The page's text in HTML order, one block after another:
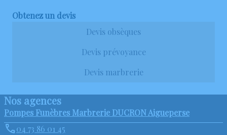
Obtenez un devis
Devis obsèques
Devis prévoyance
Devis marbrerie
Nos agences
Pompes Funèbres Marbrerie DUCRON Aigueperse
04 73 86 01 45